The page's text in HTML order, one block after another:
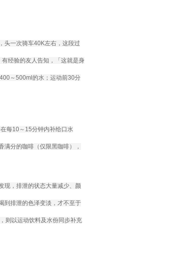
头一次骑车40K左右，这段过
经验的友人告知，「这就是身
～500ml的水；运动前30分
每10～15分钟内补给口水
分的咖啡（仅限黑咖啡），
现，排泄的状态大量减少、颜
到排泄的色泽变淡，才不至于
则以运动饮料及水份同步补充